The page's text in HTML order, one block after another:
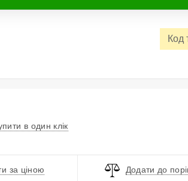
Код
в один клік
за ціною Додати до